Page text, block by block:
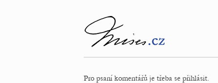
Pro psaní komentářů je třeba se přihlásit.